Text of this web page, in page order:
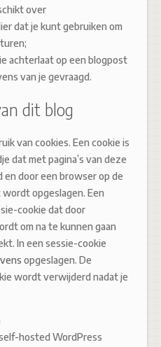
over
dat je kunt gebruiken om
achterlaat op een blogpost
van je gevraagd.
dit blog
van cookies. Een cookie is
dat met pagina’s van deze
door een browser op de
opgeslagen. Een
cookie dat door
om na te kunnen gaan
In een sessie-cookie
opgeslagen. De
wordt verwijderd nadat je
hosted WordPress